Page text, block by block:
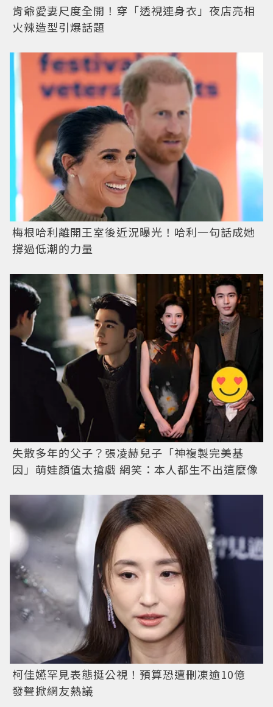
肯爺愛妻尺度全開！穿「透視連身衣」夜店亮相
火辣造型引爆話題
梅根哈利離開王室後近況曝光！哈利一句話成她
撐過低潮的力量
失散多年的父子？張凌赫兒子「神複製完美基
因」萌娃顏值太搶戲 網笑：本人都生不出這麼像
柯佳嬿罕見表態挺公視！預算恐遭刪凍逾10億
發聲掀網友熱議